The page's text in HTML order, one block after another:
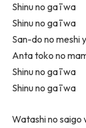
Shinu no ga ī wa
Shinu no ga ī wa
San-do no meshi
Anta toko no
Shinu no ga ī wa
Shinu no ga ī wa
Watashi no saigo